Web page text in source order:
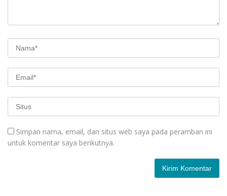
Simpan nama, email, dan situs web saya pada peramban ini
untuk komentar saya berikutnya.